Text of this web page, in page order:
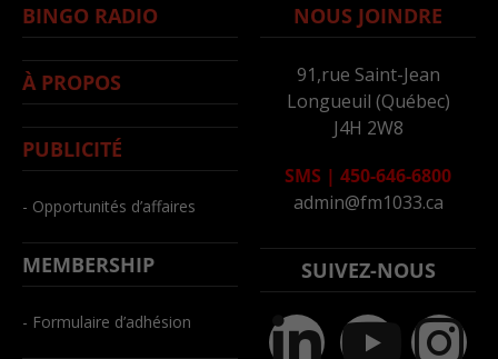
BINGO RADIO
À PROPOS
PUBLICITÉ
- Opportunités d’affaires
MEMBERSHIP
- Formulaire d’adhésion
NOUS JOINDRE
91,rue Saint-Jean
Longueuil (Québec)
J4H 2W8
SMS | 450-646-6800
admin@fm1033.ca
SUIVEZ-NOUS